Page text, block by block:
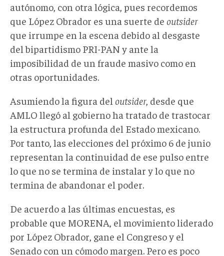
autónomo, con otra lógica, pues recordemos
que López Obrador es una suerte de outsider
que irrumpe en la escena debido al desgaste
del bipartidismo PRI-PAN y ante la
imposibilidad de un fraude masivo como en
otras oportunidades.
Asumiendo la figura del outsider, desde que
AMLO llegó al gobierno ha tratado de trastocar
la estructura profunda del Estado mexicano.
Por tanto, las elecciones del próximo 6 de junio
representan la continuidad de ese pulso entre
lo que no se termina de instalar y lo que no
termina de abandonar el poder.
De acuerdo a las últimas encuestas, es
probable que MORENA, el movimiento liderado
por López Obrador, gane el Congreso y el
Senado con un cómodo margen. Pero es poco